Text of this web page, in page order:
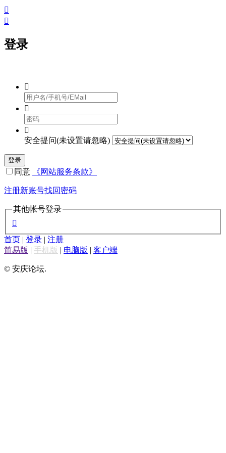


登录



安全提问(未设置请忽略)
登录
同意 《网站服务条款》
注册新账号找回密码
其他帐号登录

首页 | 登录 | 注册
简易版 | 手机版 | 电脑版 | 客户端
© 安庆论坛.